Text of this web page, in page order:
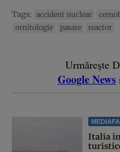
Tags: accident nuclear
ornitologie
pasare reactor
Urmărește
Google News
Italia